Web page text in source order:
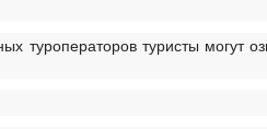
туристы могут